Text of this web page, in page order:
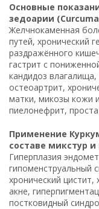
Основные
зедоарии
Желчнокаменная
путей, хронический
раздражённого
гастрит с
кандидоз
остеоартрит,
матки, микозы кожи
пиелонефрит,
Применение
составе микстур
Гиперплазия
гипоменструальный
хронический
акне,
постковидный